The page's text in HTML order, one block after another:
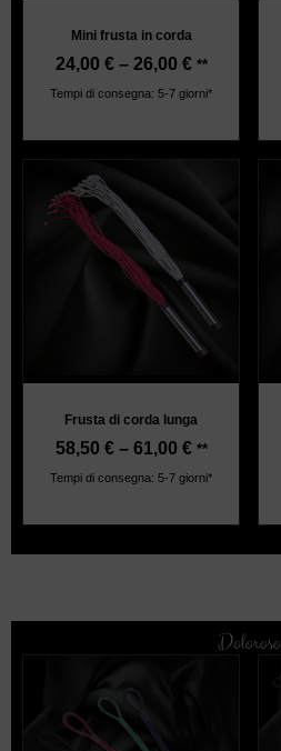
Mini frusta in corda
24,00 €– 26,00 € **
Tempi di consegna: 5-7 giorni*
Frusta di corda lunga
58,50 €– 61,00 € **
Tempi di consegna: 5-7 giorni*
Doloroso